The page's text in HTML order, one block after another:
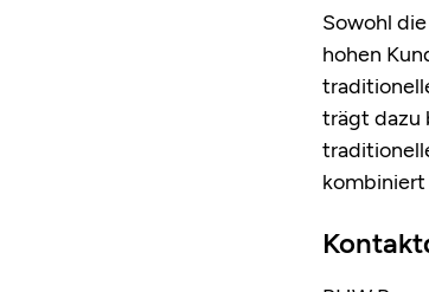
Sowohl
hohen
trägt dazu
kombiniert